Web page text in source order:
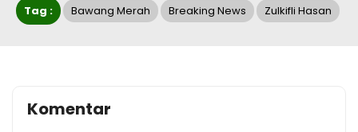
Tag : Bawang Merah Breaking News Zulkifli Hasan
Komentar